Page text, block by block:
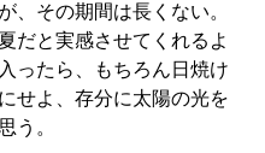
、その期間は長くない。
だと実感させてくれるよ
ったら、もちろん日焼け
せよ、存分に太陽の光を
う。